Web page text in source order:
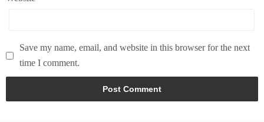
Save my name, email, and website in this browser for the next
time I comment.